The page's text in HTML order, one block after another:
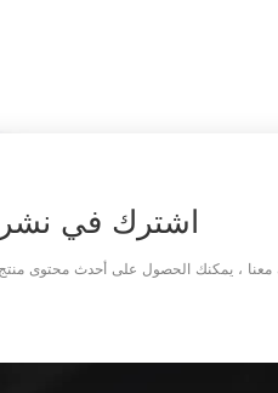
اشترك في
، يمكنك الحصول على أحدث محتوى منتج